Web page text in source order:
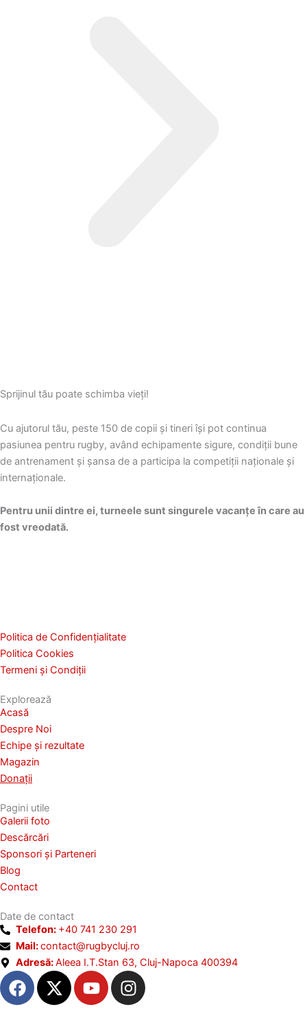
Sprijinul tău poate schimba vieți!
Cu ajutorul tău, peste 150 de copii și tineri își pot continua
pasiunea pentru rugby, având echipamente sigure, condiții bune
de antrenament și șansa de a participa la competiții naționale și
internaționale.
Pentru unii dintre ei, turneele sunt singurele vacanțe în care au
fost vreodată.
Politica de Confidențialitate
Politica Cookies
Termeni și Condiții
Explorează
Acasă
Despre Noi
Echipe și rezultate
Magazin
Donații
Pagini utile
Galerii foto
Descărcări
Sponsori și Parteneri
Blog
Contact
Date de contact
Telefon: +40 741 230 291
Mail:contact@rugbycluj.ro
Adresă:Aleea I.T.Stan 63, Cluj-Napoca 400394
F
a
X
-
Y
o
I
n